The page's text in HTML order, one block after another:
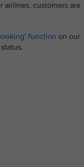
airlines, customers are
function on our